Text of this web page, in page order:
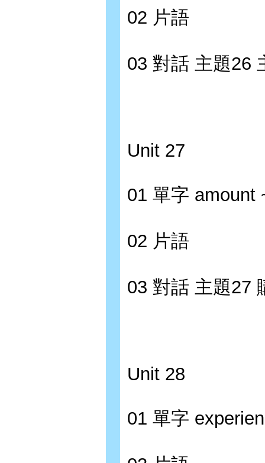
02 片語
03 對話 主題26
Unit 27
01 單字 amount
02 片語
03 對話 主題27
Unit 28
01 單字